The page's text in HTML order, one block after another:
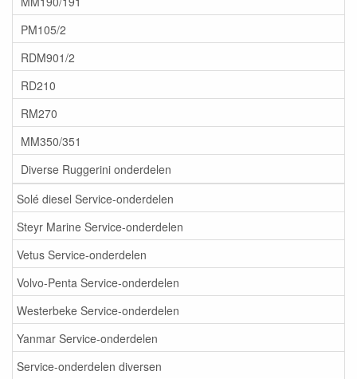
PM105/2
RDM901/2
RD210
RM270
MM350/351
Diverse Ruggerini onderdelen
Solé diesel Service-onderdelen
Steyr Marine Service-onderdelen
Vetus Service-onderdelen
Volvo-Penta Service-onderdelen
Westerbeke Service-onderdelen
Yanmar Service-onderdelen
Service-onderdelen diversen